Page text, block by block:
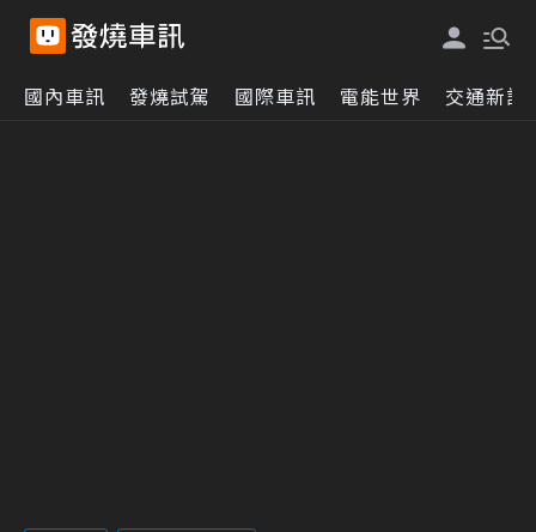
國內車訊 發燒試駕 國際車訊 電能世界 交通新訊